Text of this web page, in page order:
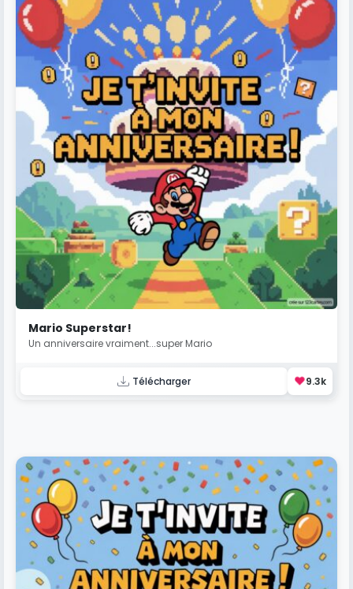
Mario Superstar!
Un anniversaire vraiment...super Mario
Télécharger ❤️9.3k